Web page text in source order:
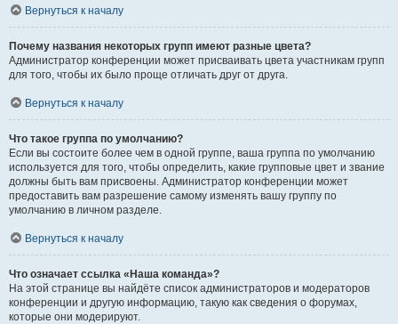
Вернуться к началу
Почему названия некоторых групп имеют разные цвета?
Администратор конференции может присваивать цвета участникам групп
для того, чтобы их было проще отличать друг от друга.
Вернуться к началу
Что такое группа по умолчанию?
Если вы состоите более чем в одной группе, ваша группа по умолчанию
используется для того, чтобы определить, какие групповые цвет и звание
должны быть вам присвоены. Администратор конференции может
предоставить вам разрешение самому изменять вашу группу по
умолчанию в личном разделе.
Вернуться к началу
Что означает ссылка «Наша команда»?
На этой странице вы найдёте список администраторов и модераторов
конференции и другую информацию, такую как сведения о форумах,
которые они модерируют.